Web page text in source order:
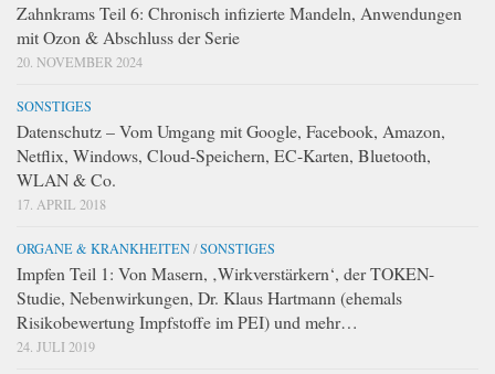
Zahnkrams Teil 6: Chronisch infizierte Mandeln, Anwendungen
mit Ozon & Abschluss der Serie
20. NOVEMBER 2024
SONSTIGES
Datenschutz – Vom Umgang mit Google, Facebook, Amazon,
Netflix, Windows, Cloud-Speichern, EC-Karten, Bluetooth,
WLAN & Co.
17. APRIL 2018
ORGANE & KRANKHEITEN/SONSTIGES
Impfen Teil 1: Von Masern, ‚Wirkverstärkern‘, der TOKEN-
Studie, Nebenwirkungen, Dr. Klaus Hartmann (ehemals
Risikobewertung Impfstoffe im PEI) und mehr…
24. JULI 2019